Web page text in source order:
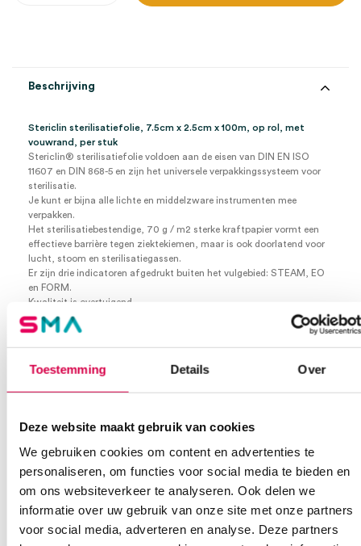
Toestemming Details Over
Deze website maakt gebruik van cookies
We gebruiken cookies om content en advertenties te
personaliseren, om functies voor social media te bieden en
om ons websiteverkeer te analyseren. Ook delen we
informatie over uw gebruik van onze site met onze partners
voor social media, adverteren en analyse. Deze partners
met
vouwrand
aantal
Beschrijving
Stericlin sterilisatiefolie, 7.5cm x 2.5cm x 100m, op rol, met
vouwrand, per stuk
Stericlin® sterilisatiefolie voldoen aan de eisen van DIN EN ISO
11607 en DIN 868-5 en zijn het universele verpakkingssysteem voor
sterilisatie.
Je kunt er bijna alle lichte en middelzware instrumenten mee
verpakken.
Het sterilisatiebestendige, 70 g / m2 sterke kraftpapier vormt een
effectieve barrière tegen ziektekiemen, maar is ook doorlatend voor
lucht, stoom en sterilisatiegassen.
Er zijn drie indicatoren afgedrukt buiten het vulgebied: STEAM, EO
en FORM.
Kwaliteit is overtuigend
Onze stericlin® sterilisatiefolie van 70 g / m2 papier onderscheidt
Voor sterilisatie tot 134°C.
Extra informatie
Aantal 1 stuk
Afmeting 7.5cm x 2.5cm x 100m
Beoordelingen (0)
Beoordelingen